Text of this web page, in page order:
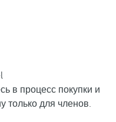
в процесс покупки и
только для членов.